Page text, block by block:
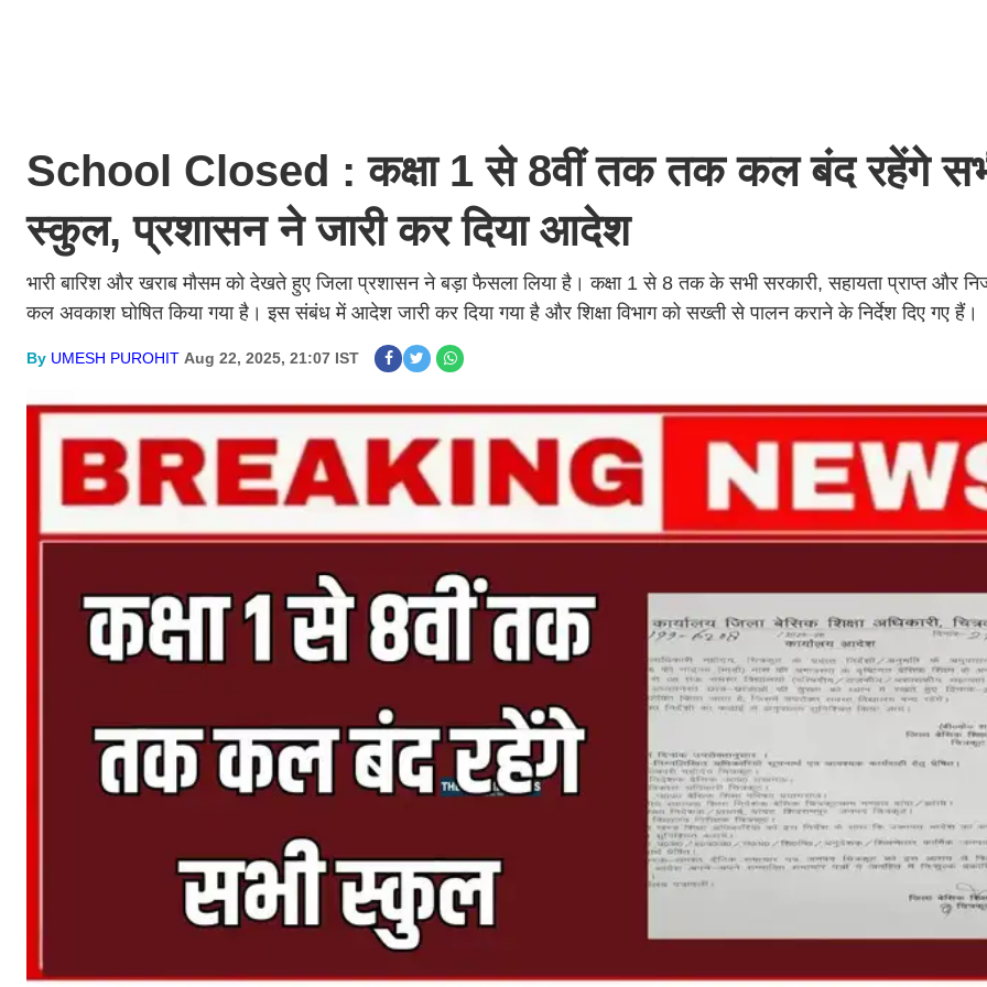
School Closed : कक्षा 1 से 8वीं तक तक कल बंद रहेंगे
स्कुल, प्रशासन ने जारी कर दिया आदेश
भारी बारिश और खराब मौसम को देखते हुए जिला प्रशासन ने बड़ा फैसला लिया है। कक्षा 1 से 8 तक के सभी सरकारी, सहायता प्राप्त और
कल अवकाश घोषित किया गया है। इस संबंध में आदेश जारी कर दिया गया है और शिक्षा विभाग को सख्ती से पालन कराने के निर्देश दिए गए हैं।
By UMESH PUROHIT Aug 22, 2025, 21:07 IST